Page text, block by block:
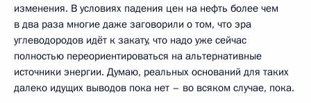
изменения. В условиях падения цен на нефть более чем
в два раза многие даже заговорили о том, что эра
углеводородов идёт к закату, что надо уже сейчас
полностью переориентироваться на альтернативные
источники энергии. Думаю, реальных оснований для таких
далеко идущих выводов пока нет – во всяком случае, пока.